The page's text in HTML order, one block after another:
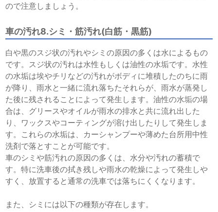
ので注意しましょう。
車の汚れ8.シミ・筋汚れ(白筋・黒筋)
白や黒のスジ状の汚れやシミの原因の多くは水によるもの
です。スジ状の汚れは水性もしくは油性の水垢です。水性
の水垢は埃やチリなどの汚れがボディに堆積したのちに雨
が降り、雨水と一緒に流れ落ちたそれらが、雨水が蒸発し
た後に残されることによって発生します。油性の水垢の場
合は、グリースやオイルが雨水の排水と共に流れ出した
り、ワックスやコーティングが溶け出したりして発生しま
す。これらの水垢は、カーシャンプーや薄めた台所用中性
洗剤で落とすことが可能です。
車のシミや筋汚れの原因の多くは、水分や汚れの蓄積で
す。特に洗車後の拭き残しや雨水の乾燥によって発生しや
すく、放置すると通常の洗車では落ちにくくなります。
また、シミには以下の種類が存在します。